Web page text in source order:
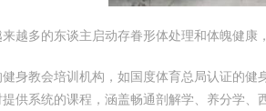
越多的东谈主启动存眷形体处理和体魄健
身教会培训机构，如国度体育总局认证的
供系统的课程，涵盖畅通剖解学、养分学、